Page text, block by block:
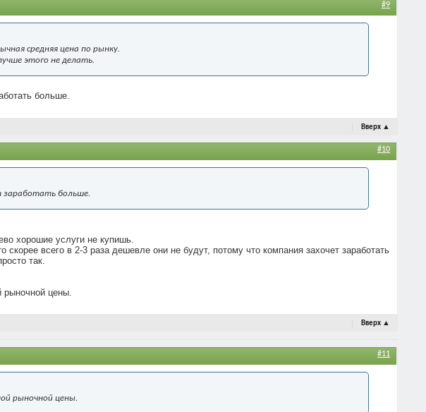
#9
средняя цена по рынку.
этого не делать.
больше.
Вверх ▲
#10
заработать больше.
хорошие услуги не купишь.
всего в 2-3 раза дешевле они не будут, потому что компания захочет заработать
так.
цены.
Вверх ▲
#11
рыночной цены.